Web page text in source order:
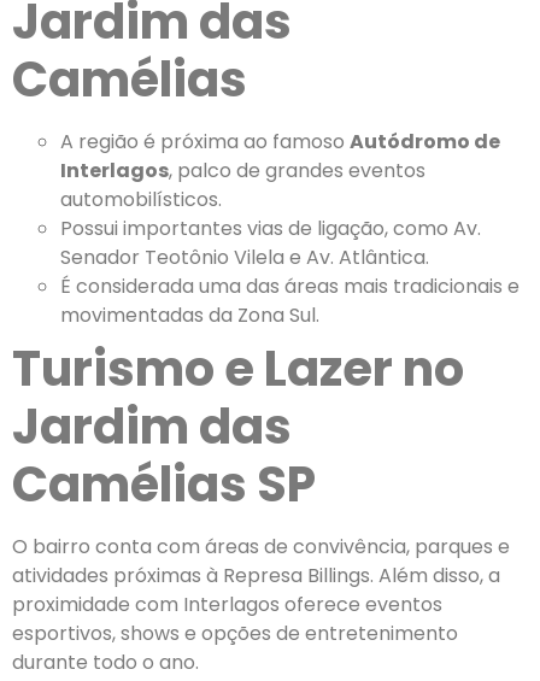
Jardim das
Camélias
A região é próxima ao famoso Autódromo de
Interlagos, palco de grandes eventos
automobilísticos.
Possui importantes vias de ligação, como Av.
Senador Teotônio Vilela e Av. Atlântica.
É considerada uma das áreas mais tradicionais e
movimentadas da Zona Sul.
Turismo e Lazer no
Jardim das
Camélias SP
O bairro conta com áreas de convivência, parques e
atividades próximas à Represa Billings. Além disso, a
proximidade com Interlagos oferece eventos
esportivos, shows e opções de entretenimento
durante todo o ano.